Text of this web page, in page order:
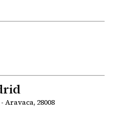
Aravaca, 28008